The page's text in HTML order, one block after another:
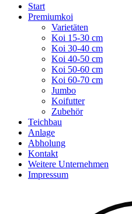
Start
Premiumkoi
Varietäten
Koi 15-30 cm
Koi 30-40 cm
Koi 40-50 cm
Koi 50-60 cm
Koi 60-70 cm
Jumbo
Koifutter
Zubehör
Teichbau
Anlage
Abholung
Kontakt
Weitere Unternehmen
Impressum